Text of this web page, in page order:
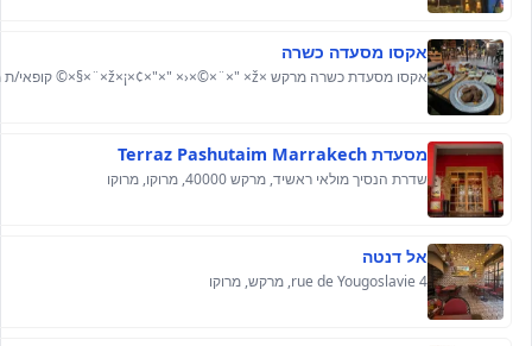
אקסו מסעדה כשרה
מסעדת Terraz Pashutaim Marrakech
שדרת הנסיך מולאי ראשיד, מרקש 40000, מרוקו, מרוקו
אל דנטה
4 rue de Yougoslavie, מרקש, מרוקו